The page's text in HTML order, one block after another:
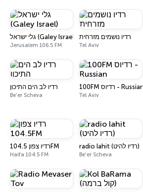
גלי ישראל (Galey Israel)
Jerusalem 106.5 FM
רדיו נושמים מזרחית
Tel Aviv
רדיו לב הים התיכון
Be'er Scheva
100FM רדיוס - Russian
Tel Aviv
רדיו צפון 104.5FM
Haifa 104.5 FM
radio lahit (רדיו להיט)
Be'er Scheva